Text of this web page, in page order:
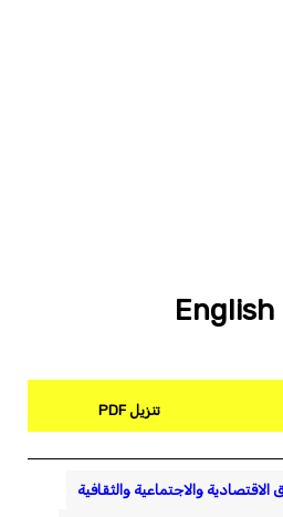
تنزيل PDF
الاقتصادية والاجتماعية والثقافية